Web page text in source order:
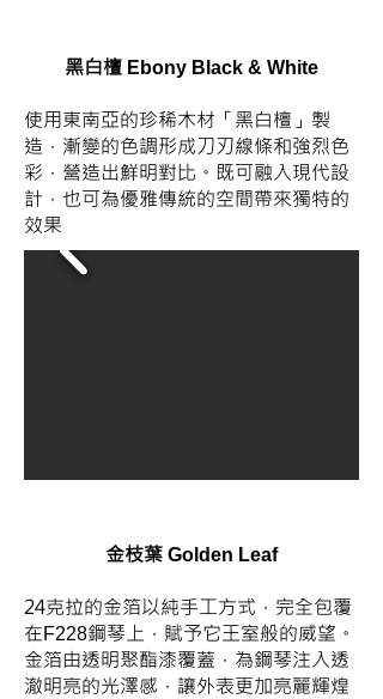
黑白檀 Ebony Black & White
使用東南亞的珍稀木材「黑白檀」製
造，漸變的色調形成刀刃線條和強烈色
彩，營造出鮮明對比。既可融入現代設
計，也可為優雅傳統的空間帶來獨特的
效果
金枝葉 Golden Leaf
24克拉的金箔以純手工方式，完全包覆
在F228鋼琴上，賦予它王室般的威望。
金箔由透明聚酯漆覆蓋，為鋼琴注入透
澈明亮的光澤感，讓外表更加亮麗輝煌